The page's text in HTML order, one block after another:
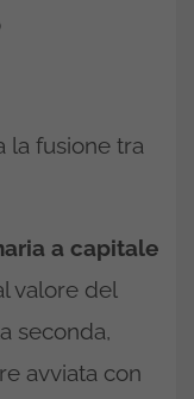
la fusione tra
a capitale
valore del
seconda,
avviata con